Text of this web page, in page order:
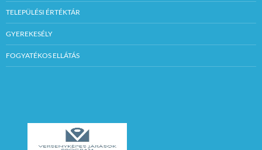
TELEPÜLÉSI ÉRTÉKTÁR
GYEREKESÉLY
FOGYATÉKOS ELLÁTÁS